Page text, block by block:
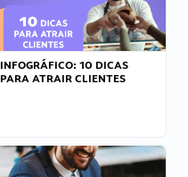
INFOGRÁFICO: 10 DICAS
PARA ATRAIR CLIENTES